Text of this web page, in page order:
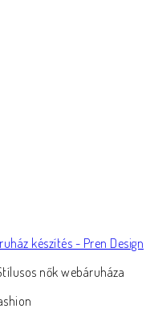
nők webáruháza